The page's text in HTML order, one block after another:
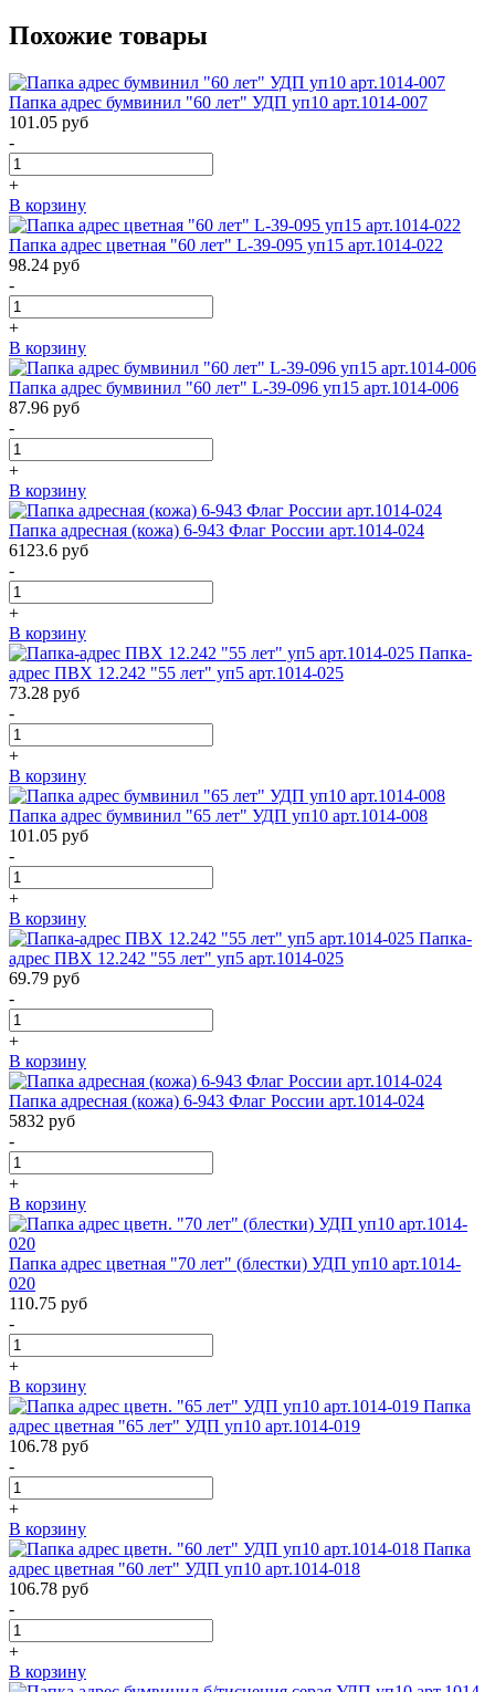
Похожие товары
Папка адрес бумвинил "60 лет" УДП уп10 арт.1014-007
101.05 руб
-
+
В корзину
Папка адрес цветная "60 лет" L-39-095 уп15 арт.1014-022
98.24 руб
-
+
В корзину
Папка адрес бумвинил "60 лет" L-39-096 уп15 арт.1014-006
87.96 руб
-
+
В корзину
Папка адресная (кожа) 6-943 Флаг России арт.1014-024
6123.6 руб
-
+
В корзину
Папка-
адрес ПВХ 12.242 "55 лет" уп5 арт.1014-025
73.28 руб
-
+
В корзину
Папка адрес бумвинил "65 лет" УДП уп10 арт.1014-008
101.05 руб
-
+
В корзину
Папка-
адрес ПВХ 12.242 "55 лет" уп5 арт.1014-025
69.79 руб
-
+
В корзину
Папка адресная (кожа) 6-943 Флаг России арт.1014-024
5832 руб
-
+
В корзину
Папка адрес цветная "70 лет" (блестки) УДП уп10 арт.1014-
020
110.75 руб
-
+
В корзину
Папка
адрес цветная "65 лет" УДП уп10 арт.1014-019
106.78 руб
-
+
В корзину
Папка
адрес цветная "60 лет" УДП уп10 арт.1014-018
106.78 руб
-
+
В корзину